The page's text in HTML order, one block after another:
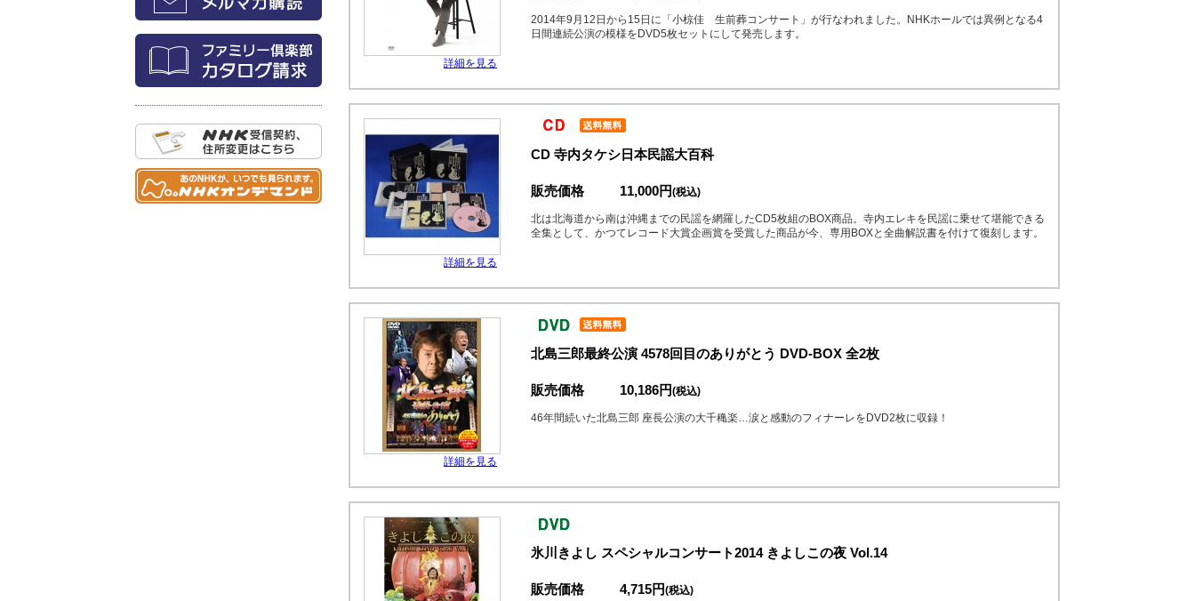
詳細を見る
2014年9月12日から15日に「小椋佳 生前葬コンサート」が行なわれました。NHKホールでは異例となる4
日間連続公演の模様をDVD5枚セットにして発売します。
詳細を見る
CD 寺内タケシ日本民謡大百科
販売価格 11,000円(税込)
北は北海道から南は沖縄までの民謡を網羅したCD5枚組のBOX商品。寺内エレキを民謡に乗せて堪能できる
全集として、かつてレコード大賞企画賞を受賞した商品が今、専用BOXと全曲解説書を付けて復刻します。
詳細を見る
北島三郎最終公演 4578回目のありがとう DVD-BOX 全2枚
販売価格 10,186円(税込)
46年間続いた北島三郎 座長公演の大千穐楽…涙と感動のフィナーレをDVD2枚に収録！
氷川きよし スペシャルコンサート2014 きよしこの夜 Vol.14
販売価格 4,715円(税込)